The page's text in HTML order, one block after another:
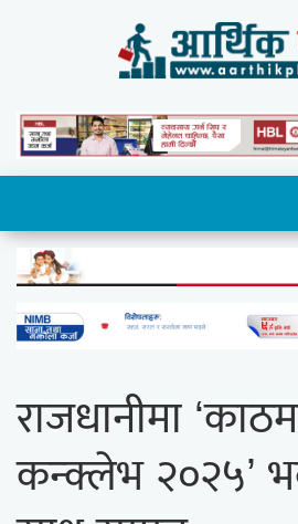
राजधानीमा
कन्क्लेभ २०२५’